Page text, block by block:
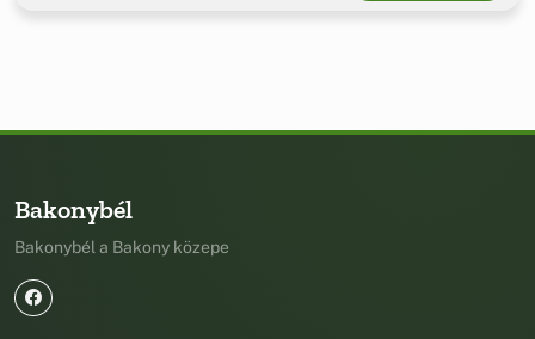
Bakonybél
Bakonybél a Bakony közepe